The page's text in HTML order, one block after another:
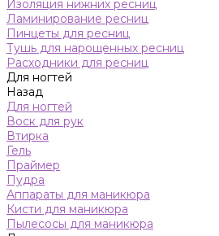
Изоляция нижних ресниц
Ламинирование ресниц
Пинцеты для ресниц
Тушь для нарощенных ресниц
Расходники для ресниц
Для ногтей
Назад
Для ногтей
Воск для рук
Втирка
Гель
Праймер
Пудра
Аппараты для маникюра
Кисти для маникюра
Пылесосы для маникюра